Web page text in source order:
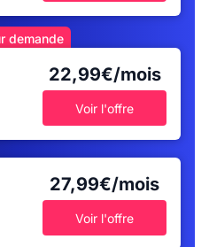
demande
22,99€/mois
Voir l'offre
27,99€/mois
Voir l'offre